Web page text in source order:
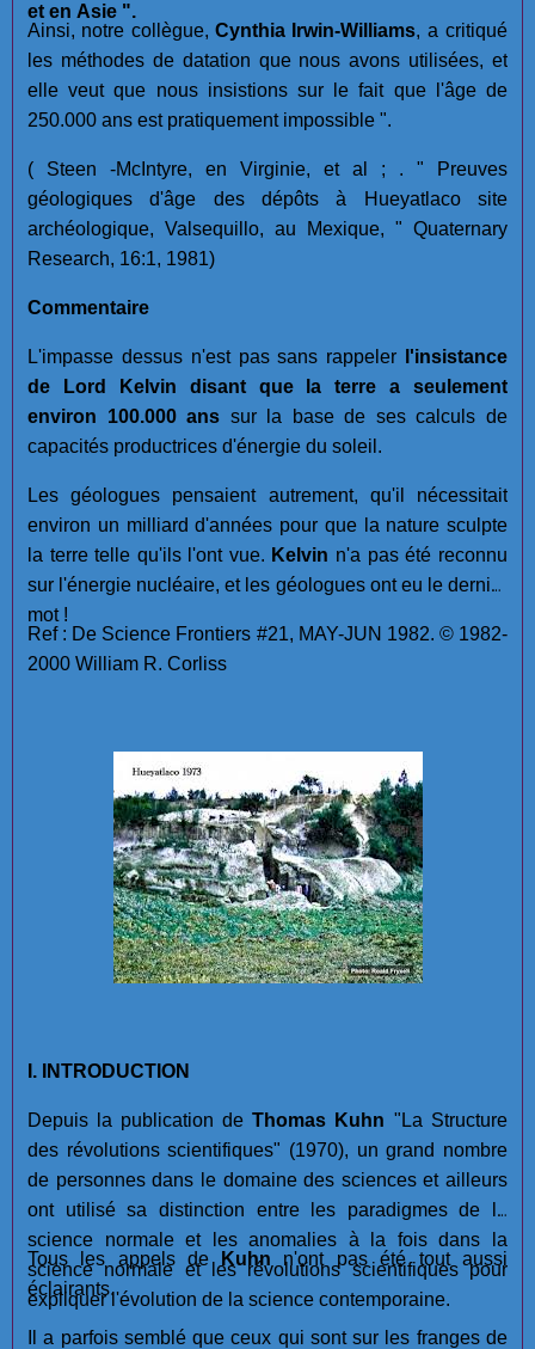
et en Asie ".
Ainsi, notre collègue, Cynthia Irwin-Williams, a critiqué
les méthodes de datation que nous avons utilisées, et
elle veut que nous insistions sur le fait que l'âge de
250.000 ans est pratiquement impossible ".
( Steen -McIntyre, en Virginie, et al ; . " Preuves
géologiques d'âge des dépôts à Hueyatlaco site
archéologique, Valsequillo, au Mexique, " Quaternary
Research, 16:1, 1981)
Commentaire
L'impasse dessus n'est pas sans rappeler
l'insistance
de Lord Kelvin disant que la terre a seulement
environ 100.000 ans sur la base de ses calculs de
capacités productrices d'énergie du soleil.
Les géologues pensaient autrement, qu'il nécessitait
environ un milliard d'années pour que la nature sculpte
la terre telle qu'ils l'ont vue. Kelvin n'a pas été reconnu
sur l'énergie nucléaire, et les géologues ont eu le dernier
mot !
Ref : De Science Frontiers #21, MAY-JUN 1982. © 1982-
2000 William R. Corliss
I. INTRODUCTION
Depuis la publication de Thomas Kuhn "La Structure
des révolutions scientifiques" (1970), un grand nombre
de personnes dans le domaine des sciences et ailleurs
ont utilisé sa distinction entre les paradigmes de la
science normale et les anomalies à la fois dans la
science normale et les révolutions scientifiques pour
expliquer l'évolution de la science contemporaine.
Tous les appels de Kuhn n'ont pas été tout aussi
éclairants.
Il a parfois semblé que ceux qui sont sur les franges de